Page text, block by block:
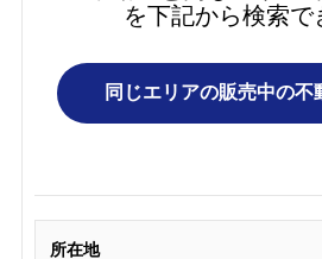
を下記から検索で
所在地